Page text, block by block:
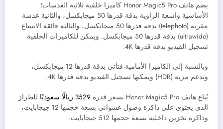
يضم هاتف Honor Magic5 Pro كاميرا خلفية ثلاثية العدسات؛
الأساسية واسعة الزاوية بدقة قدرها 50 ميجابكسل، والثانية عدسة
مقربة (telephoto) بدقة قدرها 50 ميجابكسل، والثالثة فائقة الاتساع
(ultrawide) بدقة قدرها 50 ميجابكسل. ويمكن للكاميرات الخلفية
تسجيل الفيديو بدقة قدرها 4K.
وبالنسبة إلى الكاميرا الأمامية فتأتي بدقة قدرها 12 ميجابكسل،
وتدعم مزية (HDR) ويمكنها تسجيل الفيديو بدقة قدرها 4K.
يُباع هاتف Honor Magic5 Pro بسعر قدره 3529 ريالًا سعوديًا
للطراز
الذي يحتوي على ذاكرة وصول عشوائي بسعة حجمها 12 جيجابايت،
وذاكرة تخزين داخلية بسعة حجمها 512 جيجابايت.